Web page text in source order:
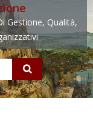
Gestione, Qualità,